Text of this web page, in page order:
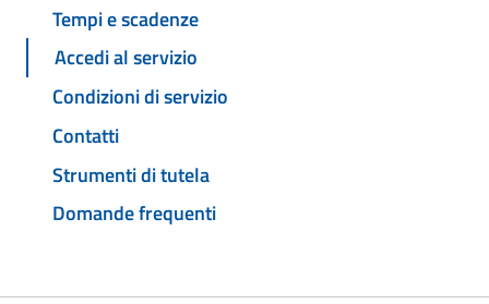
Tempi e scadenze
Accedi al servizio
Condizioni di servizio
Contatti
Strumenti di tutela
Domande frequenti